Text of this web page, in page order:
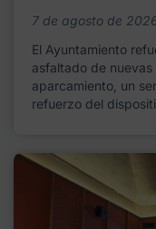
7 de agosto de
El Ayuntamiento
asfaltado de
aparcamiento, un
refuerzo del